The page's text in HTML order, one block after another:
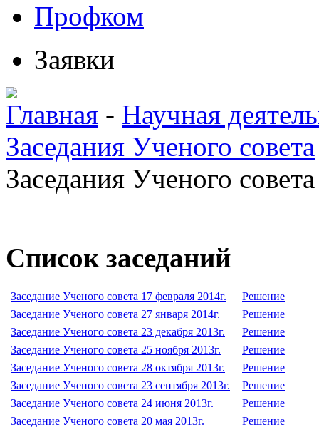
Профком
Заявки
Главная - Научная
Заседания Ученого совета
Заседания Ученого
Список заседаний
Заседание Ученого совета 17 февраля 2014г.
Решение
Заседание Ученого совета 27 января 2014г.
Решение
Заседание Ученого совета 23 декабря 2013г.
Решение
Заседание Ученого совета 25 ноября 2013г.
Решение
Заседание Ученого совета 28 октября 2013г.
Решение
Заседание Ученого совета 23 сентября 2013г.
Решение
Заседание Ученого совета 24 июня 2013г.
Решение
Заседание Ученого совета 20 мая 2013г.
Решение